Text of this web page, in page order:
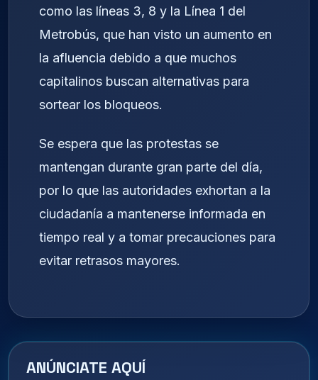
como las líneas 3, 8 y la Línea 1 del
Metrobús, que han visto un aumento en
la afluencia debido a que muchos
capitalinos buscan alternativas para
sortear los bloqueos.
Se espera que las protestas se
mantengan durante gran parte del día,
por lo que las autoridades exhortan a la
ciudadanía a mantenerse informada en
tiempo real y a tomar precauciones para
evitar retrasos mayores.
ANÚNCIATE AQUÍ